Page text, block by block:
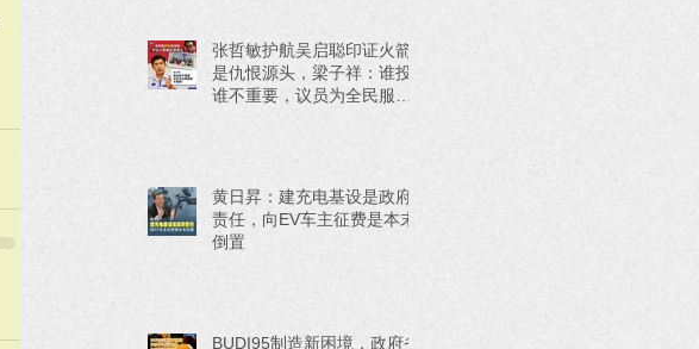
张哲敏护航吴启聪印证火箭
是仇恨源头，梁子祥：谁投
谁不重要，议员为全民服务
黄日昇：建充电基设是政府
责任，向EV车主征费是本末
倒置
BUDI95制造新困境，政府省